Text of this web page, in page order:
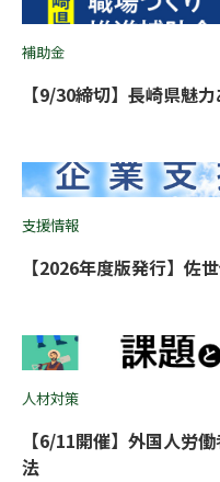
補助金
【9/30締切】長崎県魅
支援情報
【2026年度版発行】佐
人材対策
【6/11開催】外国人労
法